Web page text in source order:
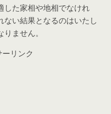
した家相や地相でなけれ
ない結果となるのはいたし
ません。
リンク